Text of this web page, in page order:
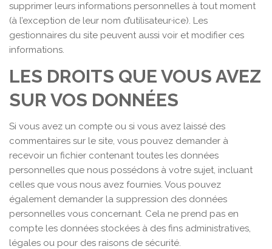
supprimer leurs informations personnelles à tout moment
(à l’exception de leur nom d’utilisateur·ice). Les
gestionnaires du site peuvent aussi voir et modifier ces
informations.
LES DROITS QUE VOUS AVEZ
SUR VOS DONNÉES
Si vous avez un compte ou si vous avez laissé des
commentaires sur le site, vous pouvez demander à
recevoir un fichier contenant toutes les données
personnelles que nous possédons à votre sujet, incluant
celles que vous nous avez fournies. Vous pouvez
également demander la suppression des données
personnelles vous concernant. Cela ne prend pas en
compte les données stockées à des fins administratives,
légales ou pour des raisons de sécurité.